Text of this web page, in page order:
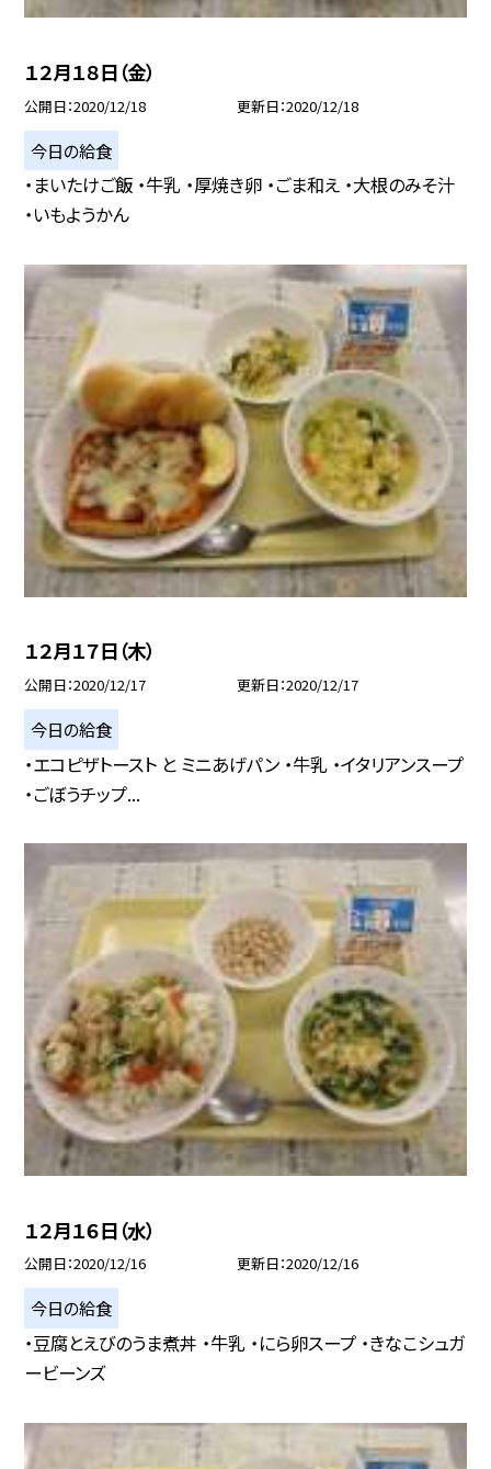
１２月１８日（金）
公開日 2020/12/18 更新日 2020/12/18
今日の給食
・まいたけご飯 ・牛乳 ・厚焼き卵 ・ごま和え ・大根のみそ汁
・いもようかん
１２月１７日（木）
公開日 2020/12/17 更新日 2020/12/17
今日の給食
・エコピザトースト と ミニあげパン ・牛乳 ・イタリアンスープ
・ごぼうチップ...
１２月１６日（水）
公開日 2020/12/16 更新日 2020/12/16
今日の給食
・豆腐とえびのうま煮丼 ・牛乳 ・にら卵スープ ・きなこシュガ
ービーンズ